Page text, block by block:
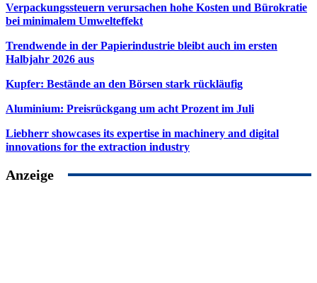
Verpackungssteuern verursachen hohe Kosten und Bürokratie
bei minimalem Umwelteffekt
Trendwende in der Papierindustrie bleibt auch im ersten
Halbjahr 2026 aus
Kupfer: Bestände an den Börsen stark rückläufig
Aluminium: Preisrückgang um acht Prozent im Juli
Liebherr showcases its expertise in machinery and digital
innovations for the extraction industry
Anzeige